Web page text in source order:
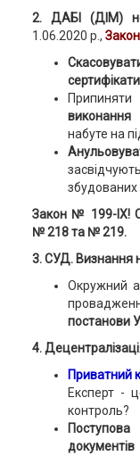
2. ДАБІ (ДІМ)
1.06.2020 р.,
виконання
набуте на
збудованих
Закон № 199-ІХ!
№ 218 та № 219.
3. СУД. Визнання
Окружний
постанови
4.
Приватний
Експерт -
контроль?